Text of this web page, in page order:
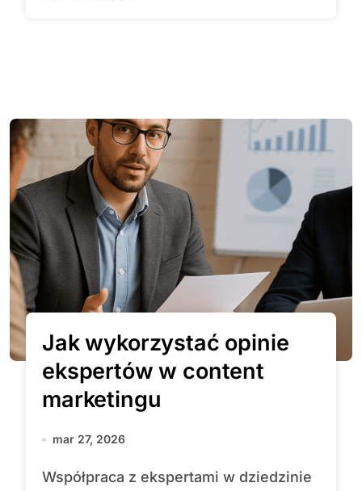
Jak wykorzystać opinie
ekspertów w content
marketingu
mar 27, 2026
Współpraca z ekspertami w dziedzinie